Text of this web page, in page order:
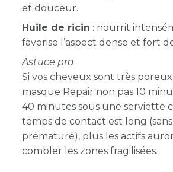
et douceur.
Huile de ricin : nourrit
favorise l’aspect dense et fort
Astuce pro
Si vos cheveux sont très
masque Repair non pas 10
40 minutes sous une serviette
temps de contact est long
prématuré), plus les actifs
combler les zones fragilisées.